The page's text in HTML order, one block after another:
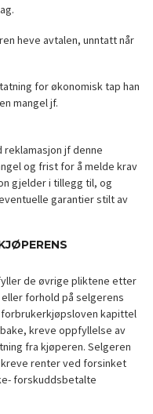
heve avtalen, unntatt når
for økonomisk tap han
mangel jf.
jf denne
og frist for å melde krav
gjelder i tillegg til, og
garantier stilt av
de øvrige pliktene etter
forhold på selgerens
kapittel
kreve oppfyllelse av
fra kjøperen. Selgeren
renter ved forsinket
forskuddsbetalte